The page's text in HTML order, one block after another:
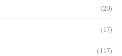
(20)
(17)
(117)